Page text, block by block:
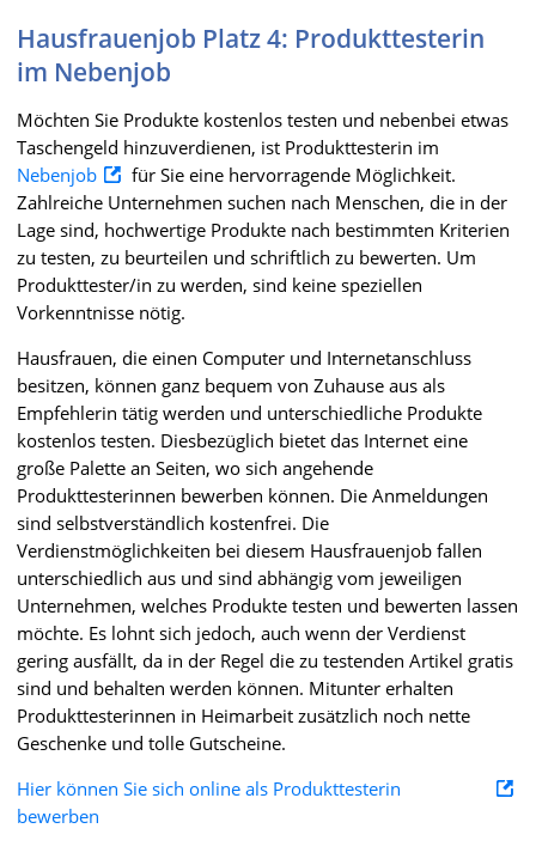
Hausfrauenjob Platz 4: Produkttesterin
im Nebenjob
Möchten Sie Produkte kostenlos testen und nebenbei etwas
Taschengeld hinzuverdienen, ist Produkttesterin im
Nebenjob
für Sie eine hervorragende Möglichkeit.
Zahlreiche Unternehmen suchen nach Menschen, die in der
Lage sind, hochwertige Produkte nach bestimmten Kriterien
zu testen, zu beurteilen und schriftlich zu bewerten. Um
Produkttester/in zu werden, sind keine speziellen
Vorkenntnisse nötig.
Hausfrauen, die einen Computer und Internetanschluss
besitzen, können ganz bequem von Zuhause aus als
Empfehlerin tätig werden und unterschiedliche Produkte
kostenlos testen. Diesbezüglich bietet das Internet eine
große Palette an Seiten, wo sich angehende
Produkttesterinnen bewerben können. Die Anmeldungen
sind selbstverständlich kostenfrei. Die
Verdienstmöglichkeiten bei diesem Hausfrauenjob fallen
unterschiedlich aus und sind abhängig vom jeweiligen
Unternehmen, welches Produkte testen und bewerten lassen
möchte. Es lohnt sich jedoch, auch wenn der Verdienst
gering ausfällt, da in der Regel die zu testenden Artikel gratis
sind und behalten werden können. Mitunter erhalten
Produkttesterinnen in Heimarbeit zusätzlich noch nette
Geschenke und tolle Gutscheine.
Hier können Sie sich online als Produkttesterin
bewerben